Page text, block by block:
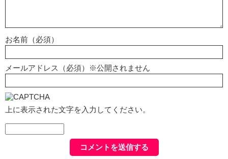
お名前（必須）
メールアドレス（必須）※公開されません
上に表示された文字を入力してください。